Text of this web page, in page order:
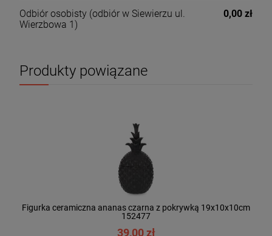
Odbiór osobisty (odbiór w Siewierzu ul.
Wierzbowa 1)
0,00 zł
Produkty powiązane
Figurka ceramiczna ananas czarna z pokrywką 19x10x10cm
152477
39,00 zł